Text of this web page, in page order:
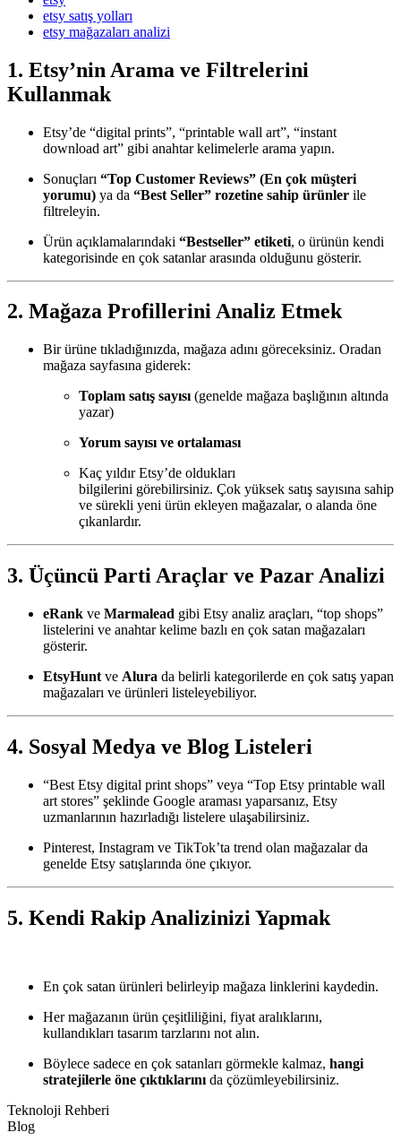
etsy satış yolları
etsy mağazaları analizi
1. Etsy’nin Arama ve Filtrelerini
Kullanmak
Etsy’de “digital prints”, “printable wall art”, “instant
download art” gibi anahtar kelimelerle arama yapın.
Sonuçları “Top Customer Reviews” (En çok müşteri
yorumu) ya da “Best Seller” rozetine sahip ürünler ile
filtreleyin.
Ürün açıklamalarındaki “Bestseller” etiketi, o ürünün kendi
kategorisinde en çok satanlar arasında olduğunu gösterir.
2. Mağaza Profillerini Analiz Etmek
Bir ürüne tıkladığınızda, mağaza adını göreceksiniz. Oradan
mağaza sayfasına giderek:
Toplam satış sayısı (genelde mağaza başlığının altında
yazar)
Yorum sayısı ve ortalaması
Kaç yıldır Etsy’de oldukları
bilgilerini görebilirsiniz. Çok yüksek satış sayısına sahip
ve sürekli yeni ürün ekleyen mağazalar, o alanda öne
çıkanlardır.
3. Üçüncü Parti Araçlar ve Pazar Analizi
eRank ve Marmalead gibi Etsy analiz araçları, “top shops”
listelerini ve anahtar kelime bazlı en çok satan mağazaları
gösterir.
EtsyHunt ve Alura da belirli kategorilerde en çok satış yapan
mağazaları ve ürünleri listeleyebiliyor.
4. Sosyal Medya ve Blog Listeleri
“Best Etsy digital print shops” veya “Top Etsy printable wall
art stores” şeklinde Google araması yaparsanız, Etsy
uzmanlarının hazırladığı listelere ulaşabilirsiniz.
Pinterest, Instagram ve TikTok’ta trend olan mağazalar da
genelde Etsy satışlarında öne çıkıyor.
5. Kendi Rakip Analizinizi Yapmak
En çok satan ürünleri belirleyip mağaza linklerini kaydedin.
Her mağazanın ürün çeşitliliğini, fiyat aralıklarını,
kullandıkları tasarım tarzlarını not alın.
Böylece sadece en çok satanları görmekle kalmaz, hangi
stratejilerle öne çıktıklarını da çözümleyebilirsiniz.
Teknoloji Rehberi
Blog